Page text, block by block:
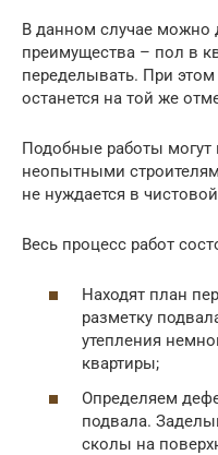
В данном случае можно
преимущества – пол в
переделывать. При
останется на той же
Подобные работы могут
неопытными
не нуждается в
Весь процесс работ
Находят план
разметку
утепления
квартиры;
Определяем
подвала.
сколы на